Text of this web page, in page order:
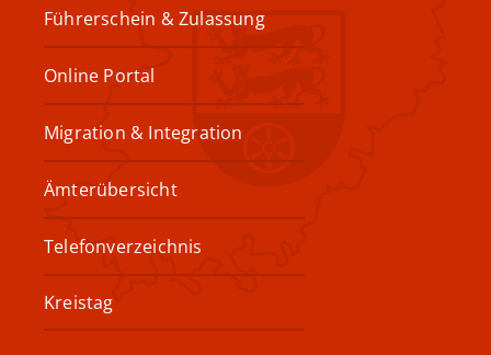
Führerschein & Zulassung
Online Portal
Migration & Integration
Ämterübersicht
Telefonverzeichnis
Kreistag